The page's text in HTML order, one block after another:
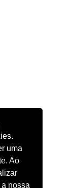
uma
Ao
nossa